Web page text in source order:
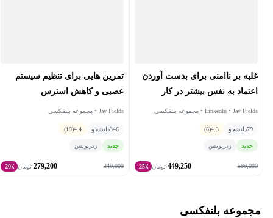
غلبه بر ناامنی برای بدست آوردن
اعتماد به نفس بیشتر در کار
LinkedIn • Jay Fields • مجموعه بلنفکسی
79دانشجو 4.3
(6)
جدید زیرنویس
599,000
449,250 تومان 25٪
تمرین هایی برای تنظیم سیستم
عصبی و کاهش استرس
Jay Fields • مجموعه بلنفکسی
346دانشجو 4.4
(19)
جدید زیرنویس
349,000
279,200 تومان 20٪
مجموعه بلنفکسی